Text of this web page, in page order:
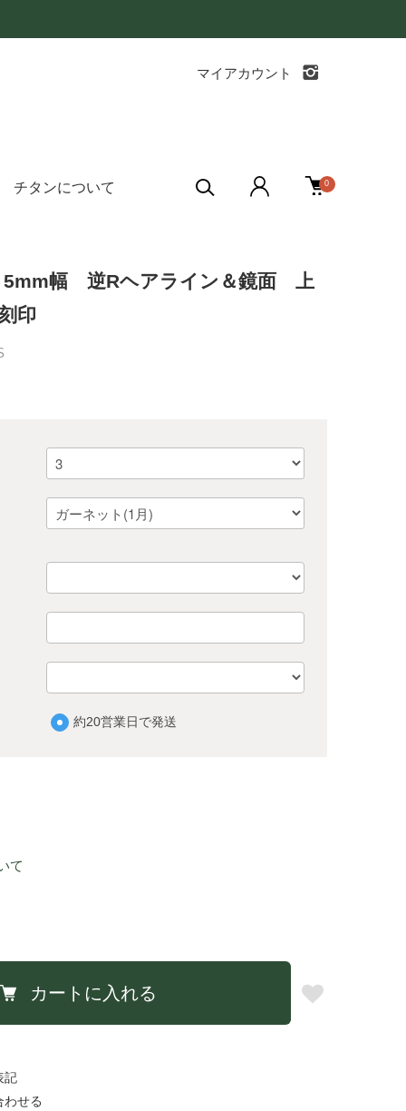
0
チタンについて
マイアカウント
幅 逆Rヘアライン＆鏡面 上
印
約20営業日で発送
て
カートに入れる
記
わせる